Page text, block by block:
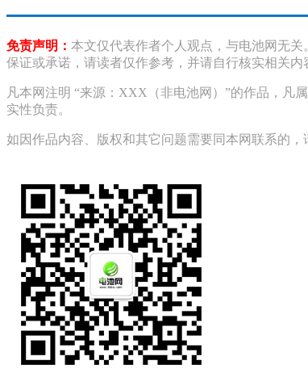
免责声明： 本文仅代表作者个人观点，与电池网无
保证或承诺，请读者仅作参考，并请自行核实相关
凡本网注明 “来源：XXX（非电池网）”的作品，凡
实性负责。
如因作品内容、版权和其它问题需要同本网联系的，